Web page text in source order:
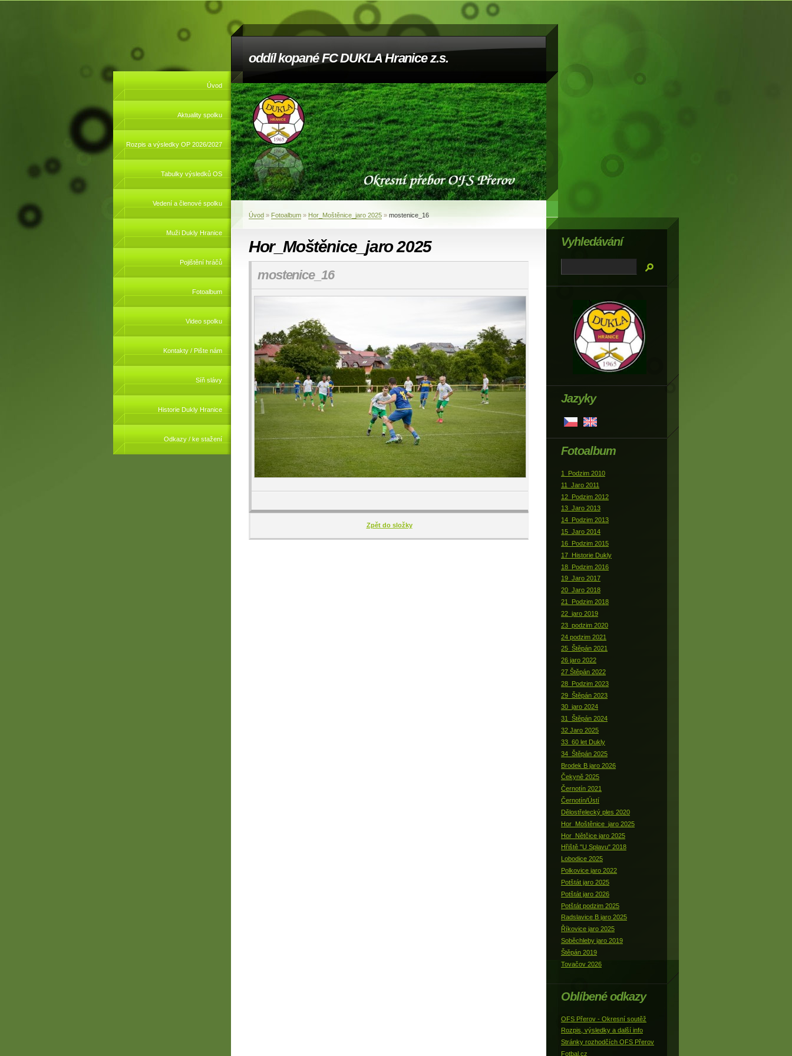
oddíl kopané FC DUKLA Hranice z.s.
Úvod
Aktuality spolku
Rozpis a výsledky OP 2026/2027
Tabulky výsledků OS
Vedení a členové spolku
Muži Dukly Hranice
Pojištění hráčů
Fotoalbum
Video spolku
Kontakty / Pište nám
Síň slávy
Historie Dukly Hranice
Odkazy / ke stažení
Úvod » Fotoalbum » Hor_Moštěnice_jaro 2025 » mostenice_16
Hor_Moštěnice_jaro 2025
mostenice_16
Zpět do složky
Jazyky
Fotoalbum
1_Podzim 2010
11_Jaro 2011
12_Podzim 2012
13_Jaro 2013
14_Podzim 2013
15_Jaro 2014
16_Podzim 2015
17_Historie Dukly
18_Podzim 2016
19_Jaro 2017
20_Jaro 2018
21_Podzim 2018
22_jaro 2019
23_podzim 2020
24 podzim 2021
25_Štěpán 2021
26 jaro 2022
27 Štěpán 2022
28_Podzim 2023
29_Štěpán 2023
30_jaro 2024
31_Štěpán 2024
32 Jaro 2025
33_60 let Dukly
34_Štěpán 2025
Brodek B jaro 2026
Čekyně 2025
Černotín 2021
Černotín/Ústí
Dělostřelecký ples 2020
Hor_Moštěnice_jaro 2025
Hor_Nětčice jaro 2025
Hřiště "U Splavu" 2018
Lobodice 2025
Polkovice jaro 2022
Potštát jaro 2025
Potštát jaro 2026
Potštát podzim 2025
Radslavice B jaro 2025
Říkovice jaro 2025
Soběchleby jaro 2019
Štěpán 2019
Tovačov 2026
Oblíbené odkazy
OFS Přerov - Okresní soutěž
Rozpis, výsledky a další info
Stránky rozhodčích OFS Přerov
Fotbal.cz
Vyhledávání